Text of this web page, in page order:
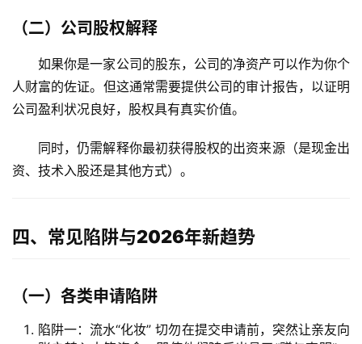
（二）公司股权解释
如果你是一家公司的股东，公司的净资产可以作为你个
人财富的佐证。但这通常需要提供公司的审计报告，以证明
公司盈利状况良好，股权具有真实价值。
同时，仍需解释你最初获得股权的出资来源（是现金出
资、技术入股还是其他方式）。
四、常见陷阱与2026年新趋势
（一）各类申请陷阱
陷阱一：流水“化妆” 切勿在提交申请前，突然让亲友向